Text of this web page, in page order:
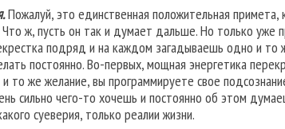
Пожалуй, это единственная положительная примета,
ж, пусть он так и думает дальше. Но только уже
подряд и на каждом загадываешь одно и то
постоянно. Во-первых, мощная энергетика
то же желание, вы программируете свое
сильно чего-то хочешь и постоянно об этом
суеверия, только реалии жизни.